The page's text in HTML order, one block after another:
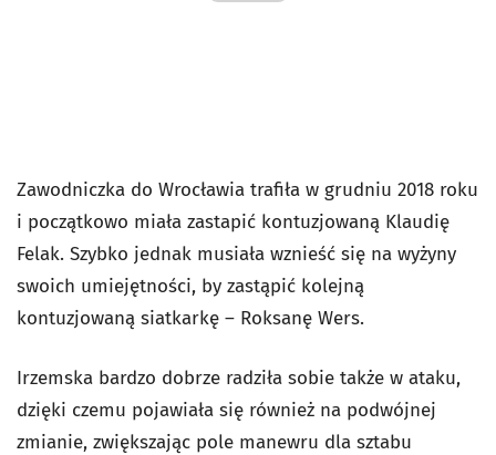
Zawodniczka do Wrocławia trafiła w grudniu 2018 roku
i początkowo miała zastapić kontuzjowaną Klaudię
Felak. Szybko jednak musiała wznieść się na wyżyny
swoich umiejętności, by zastąpić kolejną
kontuzjowaną siatkarkę – Roksanę Wers.
Irzemska bardzo dobrze radziła sobie także w ataku,
dzięki czemu pojawiała się również na podwójnej
zmianie, zwiększając pole manewru dla sztabu